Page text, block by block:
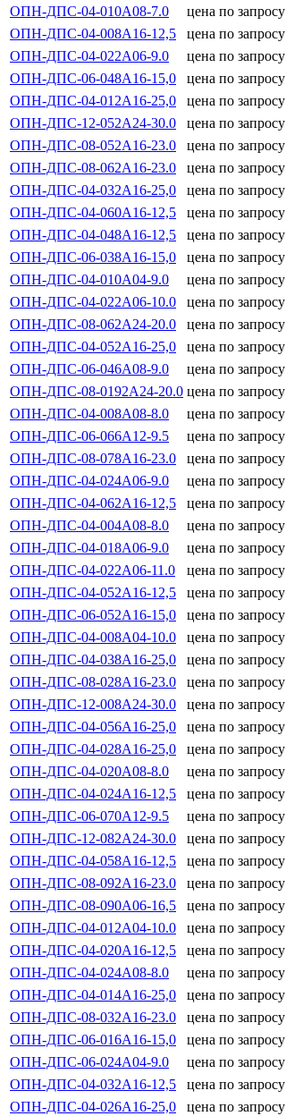
ОПН-ДПС-04-010А08-7.0 цена по запросу
ОПН-ДПС-04-008А16-12,5 цена по запросу
ОПН-ДПС-04-022А06-9.0 цена по запросу
ОПН-ДПС-06-048А16-15,0 цена по запросу
ОПН-ДПС-04-012А16-25,0 цена по запросу
ОПН-ДПС-12-052А24-30.0 цена по запросу
ОПН-ДПС-08-052А16-23.0 цена по запросу
ОПН-ДПС-08-062А16-23.0 цена по запросу
ОПН-ДПС-04-032А16-25,0 цена по запросу
ОПН-ДПС-04-060А16-12,5 цена по запросу
ОПН-ДПС-04-048А16-12,5 цена по запросу
ОПН-ДПС-06-038А16-15,0 цена по запросу
ОПН-ДПС-04-010А04-9.0 цена по запросу
ОПН-ДПС-04-022А06-10.0 цена по запросу
ОПН-ДПС-08-062А24-20.0 цена по запросу
ОПН-ДПС-04-052А16-25,0 цена по запросу
ОПН-ДПС-06-046А08-9.0 цена по запросу
ОПН-ДПС-08-0192А24-20.0 цена по запросу
ОПН-ДПС-04-008А08-8.0 цена по запросу
ОПН-ДПС-06-066А12-9.5 цена по запросу
ОПН-ДПС-08-078А16-23.0 цена по запросу
ОПН-ДПС-04-024А06-9.0 цена по запросу
ОПН-ДПС-04-062А16-12,5 цена по запросу
ОПН-ДПС-04-004А08-8.0 цена по запросу
ОПН-ДПС-04-018А06-9.0 цена по запросу
ОПН-ДПС-04-022А06-11.0 цена по запросу
ОПН-ДПС-04-052А16-12,5 цена по запросу
ОПН-ДПС-06-052А16-15,0 цена по запросу
ОПН-ДПС-04-008А04-10.0 цена по запросу
ОПН-ДПС-04-038А16-25,0 цена по запросу
ОПН-ДПС-08-028А16-23.0 цена по запросу
ОПН-ДПС-12-008А24-30.0 цена по запросу
ОПН-ДПС-04-056А16-25,0 цена по запросу
ОПН-ДПС-04-028А16-25,0 цена по запросу
ОПН-ДПС-04-020А08-8.0 цена по запросу
ОПН-ДПС-04-024А16-12,5 цена по запросу
ОПН-ДПС-06-070А12-9.5 цена по запросу
ОПН-ДПС-12-082А24-30.0 цена по запросу
ОПН-ДПС-04-058А16-12,5 цена по запросу
ОПН-ДПС-08-092А16-23.0 цена по запросу
ОПН-ДПС-08-090А06-16,5 цена по запросу
ОПН-ДПС-04-012А04-10.0 цена по запросу
ОПН-ДПС-04-020А16-12,5 цена по запросу
ОПН-ДПС-04-024А08-8.0 цена по запросу
ОПН-ДПС-04-014А16-25,0 цена по запросу
ОПН-ДПС-08-032А16-23.0 цена по запросу
ОПН-ДПС-06-016А16-15,0 цена по запросу
ОПН-ДПС-06-024А04-9.0 цена по запросу
ОПН-ДПС-04-032А16-12,5 цена по запросу
ОПН-ДПС-04-026А16-25,0 цена по запросу